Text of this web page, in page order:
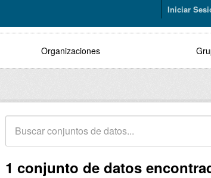
Iniciar
Organizaciones
1 conjunto de datos